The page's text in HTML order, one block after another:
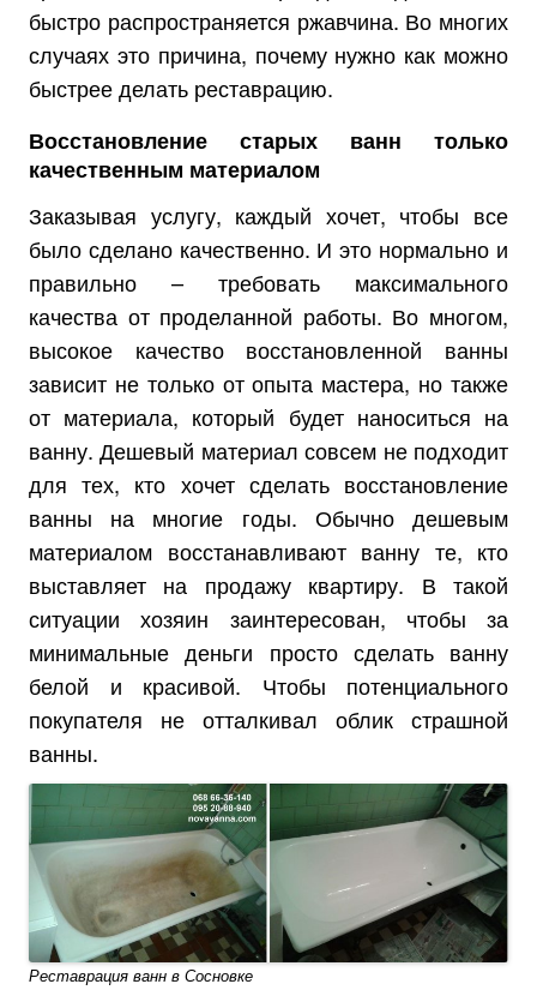
быстро распространяется ржавчина. Во многих
случаях это причина, почему нужно как можно
быстрее делать реставрацию.
Восстановление старых ванн только
качественным материалом
Заказывая услугу, каждый хочет, чтобы все
было сделано качественно. И это нормально и
правильно – требовать максимального
качества от проделанной работы. Во многом,
высокое качество восстановленной ванны
зависит не только от опыта мастера, но также
от материала, который будет наноситься на
ванну. Дешевый материал совсем не подходит
для тех, кто хочет сделать восстановление
ванны на многие годы. Обычно дешевым
материалом восстанавливают ванну те, кто
выставляет на продажу квартиру. В такой
ситуации хозяин заинтересован, чтобы за
минимальные деньги просто сделать ванну
белой и красивой. Чтобы потенциального
покупателя не отталкивал облик страшной
ванны.
Реставрация ванн в Сосновке